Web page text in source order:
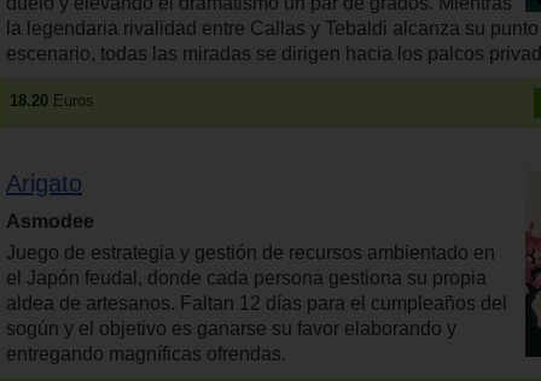
la legendaria rivalidad entre Callas y Tebaldi alcanza su
escenario, todas las miradas se dirigen hacia los palcos
18.20 Euros
Arigato
Asmodee
Juego de estrategia y gestión de recursos ambientado en
el Japón feudal, donde cada persona gestiona su propia
aldea de artesanos. Faltan 12 días para el cumpleaños del
sogún y el objetivo es ganarse su favor elaborando y
entregando magníficas ofrendas.